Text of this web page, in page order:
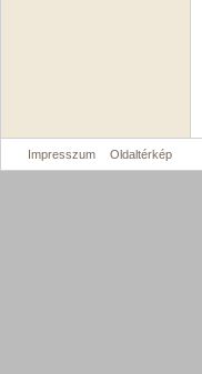
Impresszum Oldaltérkép